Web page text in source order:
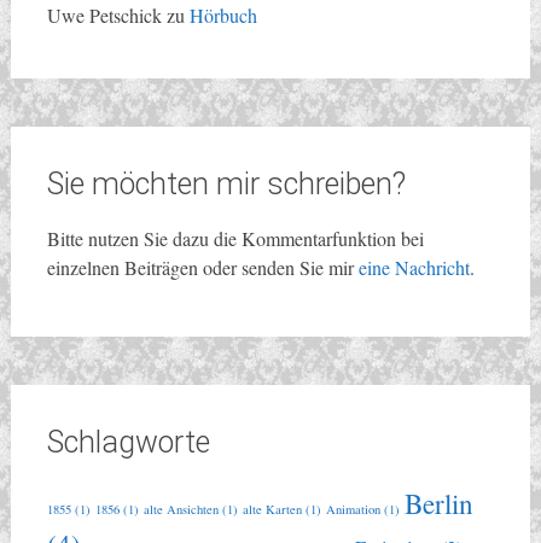
Uwe Petschickzu Hörbuch
Sie möchten mir schreiben?
Bitte nutzen Sie dazu die Kommentarfunktion bei
einzelnen Beiträgen oder senden Sie mireine Nachricht.
Schlagworte
1855(1) 1856(1) alte Ansichten(1) alte Karten(1) Animation(1) Berlin